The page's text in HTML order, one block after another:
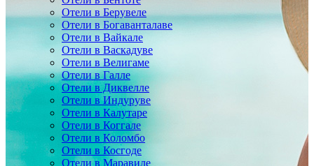
Отели в Берувеле
Отели в Богаванталаве
Отели в Вайкале
Отели в Васкадуве
Отели в Велигаме
Отели в Галле
Отели в Диквелле
Отели в Индуруве
Отели в Калутаре
Отели в Коггале
Отели в Коломбо
Отели в Косгоде
Отели в Маравиле